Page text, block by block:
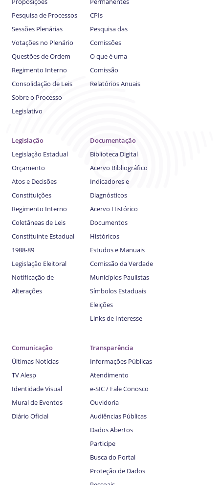
Pesquisa de Processos
Sessões Plenárias
Votações no Plenário
Questões de Ordem
Regimento Interno
Consolidação de Leis
Sobre o Processo
Legislativo
CPIs
Pesquisa das
Comissões
O que é uma
Comissão
Relatórios Anuais
Legislação
Legislação Estadual
Orçamento
Atos e Decisões
Constituições
Regimento Interno
Coletâneas de Leis
Constituinte Estadual
1988-89
Legislação Eleitoral
Notificação de
Alterações
Documentação
Biblioteca Digital
Acervo Bibliográfico
Indicadores e
Diagnósticos
Acervo Histórico
Documentos
Históricos
Estudos e Manuais
Comissão da Verdade
Municípios Paulistas
Símbolos Estaduais
Eleições
Links de Interesse
Comunicação
Últimas Notícias
TV Alesp
Identidade Visual
Mural de Eventos
Diário Oficial
Transparência
Informações Públicas
Atendimento
e-SIC / Fale Conosco
Ouvidoria
Audiências Públicas
Dados Abertos
Participe
Busca do Portal
Proteção de Dados